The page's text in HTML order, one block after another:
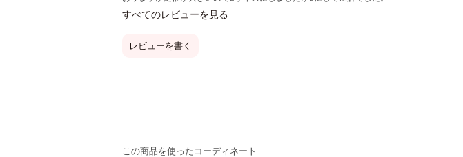
すべてのレビューを見る
レビューを書く
この商品を使ったコーディネート